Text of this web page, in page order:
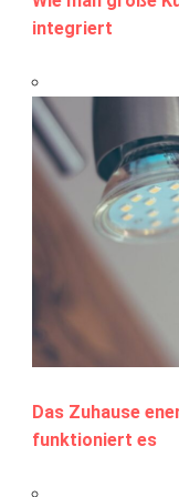
integriert
Das Zuhause
funktioniert es